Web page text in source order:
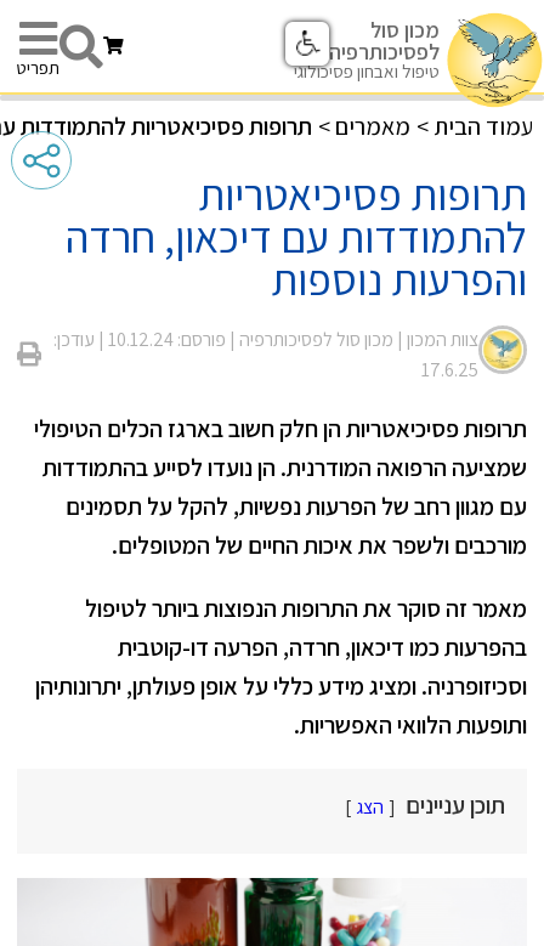
מכון סול
לפסיכותרפיה
טיפול ואבחון פסיכולוגי תפריט
תרופות פסיכיאטריות להתמודדות > מאמרים > עמוד הבית
תרופות פסיכיאטריות
להתמודדות עם דיכאון, חרדה
והפרעות נוספות
צוות המכון | מכון סול לפסיכותרפיה | פורסם: 10.12.24
| עודכן:
17.6.25
תרופות פסיכיאטריות הן חלק חשוב בארגז הכלים הטיפולי
שמציעה הרפואה המודרנית. הן נועדו לסייע בהתמודדות
עם מגוון רחב של הפרעות נפשיות, להקל על תסמינים
מורכבים ולשפר את איכות החיים של המטופלים.
מאמר זה סוקר את התרופות הנפוצות ביותר לטיפול
בהפרעות כמו דיכאון, חרדה, הפרעה דו-קוטבית
וסכיזופרניה. ומציג מידע כללי על אופן פעולתן, יתרונותיהן
ותופעות הלוואי האפשריות.
תוכן עניינים הצג